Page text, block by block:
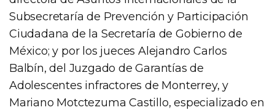
Subsecretaría de Prevención y Participación
Ciudadana de la Secretaría de Gobierno de
México; y por los jueces Alejandro Carlos
Balbín, del Juzgado de Garantías de
Adolescentes infractores de Monterrey, y
Mariano Motctezuma Castillo, especializado en